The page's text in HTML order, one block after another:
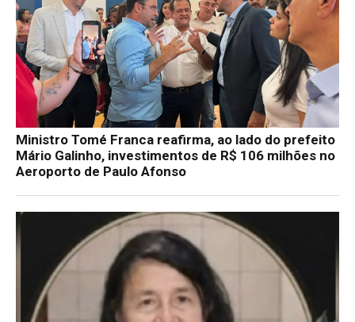
Ministro Tomé Franca reafirma, ao lado do prefeito
Mário Galinho, investimentos de R$ 106 milhões no
Aeroporto de Paulo Afonso